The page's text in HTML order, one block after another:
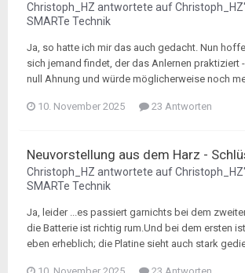
Christoph_HZ antwortete aufChristoph_HZ
SMARTe Technik
Ja, so hatte ich mir das auch gedacht. Nun
sich jemand findet, der das Anlernen praktiziert
null Ahnung und würde möglicherweise noch
10. November 2025 23 Antworten
Neuvorstellung aus dem Harz -
Christoph_HZ antwortete aufChristoph_HZ
SMARTe Technik
Ja, leider ...es passiert garnichts bei dem
die Batterie ist richtig rum.Und bei dem ersten
eben erheblich; die Platine sieht auch stark